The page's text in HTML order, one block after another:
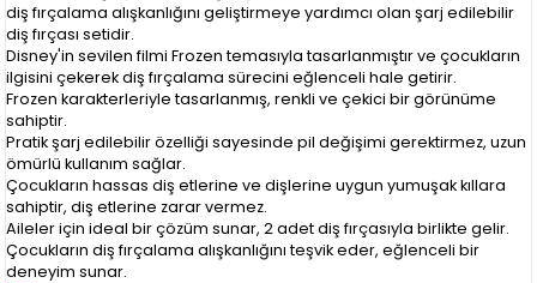
diş fırçalama alışkanlığını geliştirmeye yardımcı olan şarj edilebilir
diş fırçası setidir.
Disney'in sevilen filmi Frozen temasıyla tasarlanmıştır ve çocukların
ilgisini çekerek diş fırçalama sürecini eğlenceli hale getirir.
Frozen karakterleriyle tasarlanmış, renkli ve çekici bir görünüme
sahiptir.
Pratik şarj edilebilir özelliği sayesinde pil değişimi gerektirmez, uzun
ömürlü kullanım sağlar.
Çocukların hassas diş etlerine ve dişlerine uygun yumuşak kıllara
sahiptir, diş etlerine zarar vermez.
Aileler için ideal bir çözüm sunar, 2 adet diş fırçasıyla birlikte gelir.
Çocukların diş fırçalama alışkanlığını teşvik eder, eğlenceli bir
deneyim sunar.